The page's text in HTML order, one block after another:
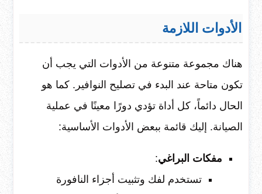
الأدوات اللازمة
هناك مجموعة متنوعة من الأدوات التي يجب أن
تكون متاحة عند البدء في تصليح النوافير. كما هو
الحال دائماً، كل أداة تؤدي دورًا معينًا في عملية
الصيانة. إليك قائمة ببعض الأدوات الأساسية:
مفكات البراغي:
تستخدم لفك وتثبيت أجزاء النافورة